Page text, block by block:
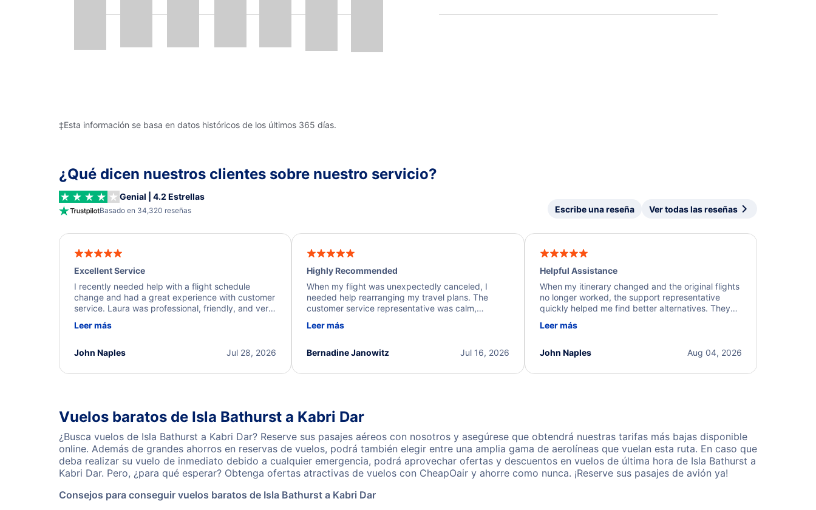
‡Esta información se basa en datos históricos de los últimos 365 días.
¿Qué dicen nuestros clientes sobre nuestro servicio?
Genial | 4.2 Estrellas
Basado en 34,320 reseñas Escribe una reseña Ver todas las reseñas
Excellent Service
I recently needed help with a flight schedule
change and had a great experience with customer
service. Laura was professional, friendly, and very
a solution and kept me informed of the next steps.
Leer más
Jul 28, 2026
John Naples
Highly Recommended
When my flight was unexpectedly canceled, I
needed help rearranging my travel plans. The
customer service representative was calm,
process. They quickly found alternative flight
I truly appreciate the excellent support and
Leer más
Jul 16, 2026
Bernadine Janowitz
Helpful Assistance
When my itinerary changed and the original flights
no longer worked, the support representative
quickly helped me find better alternatives. They
beyond to resolve the issue. I'm grateful for the
Leer más
Aug 04, 2026
John Naples
Vuelos baratos de Isla Bathurst a Kabri Dar
¿Busca vuelos de Isla Bathurst a Kabri Dar? Reserve sus pasajes aéreos con nosotros y asegúrese que obtendrá nuestras tarifas más bajas disponible
online. Además de grandes ahorros en reservas de vuelos, podrá también elegir entre una amplia gama de aerolíneas que vuelan esta ruta. En caso que
deba realizar su vuelo de inmediato debido a cualquier emergencia, podrá aprovechar ofertas y descuentos en vuelos de última hora de Isla Bathurst a
Kabri Dar. Pero, ¿para qué esperar? Obtenga ofertas atractivas de vuelos con CheapOair y ahorre como nunca. ¡Reserve sus pasajes de avión ya!
Consejos para conseguir vuelos baratos de Isla Bathurst a Kabri Dar